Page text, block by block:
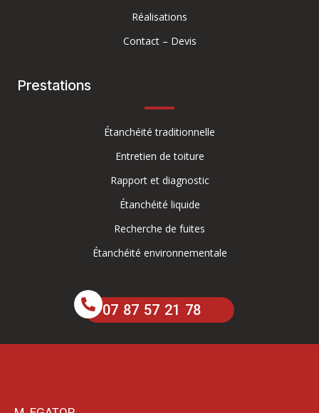
Réalisations
Contact – Devis
Prestations
Étanchéité traditionnelle
Entretien de toiture
Rapport et diagnostic
Étanchéité liquide
Recherche de fuites
Étanchéité environnementale
07 87 57 21 78